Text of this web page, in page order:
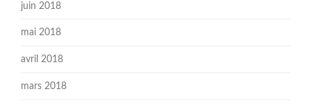
juin 2018
mai 2018
avril 2018
mars 2018